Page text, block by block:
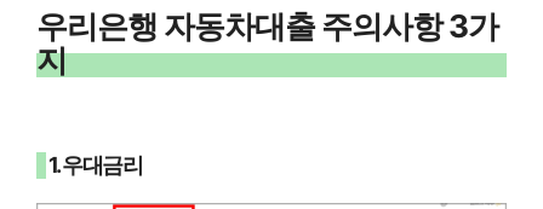
우리은행 자동차대출 주의사항 3가
지
1. 우대금리